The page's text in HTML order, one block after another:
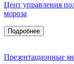
Цент управления
мороза
Подробнее
Презентационные